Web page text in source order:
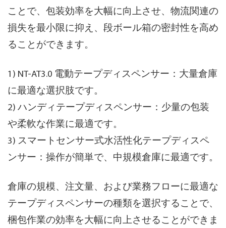
ことで、包装効率を大幅に向上させ、物流関連の
損失を最小限に抑え、段ボール箱の密封性を高め
ることができます。
1) NT-AT3.0 電動テープディスペンサー：大量倉庫
に最適な選択肢です。
2) ハンディテープディスペンサー：少量の包装
や柔軟な作業に最適です。
3) スマートセンサー式水活性化テープディスペ
ンサー：操作が簡単で、中規模倉庫に最適です。
倉庫の規模、注文量、および業務フローに最適な
テープディスペンサーの種類を選択することで、
梱包作業の効率を大幅に向上させることができま